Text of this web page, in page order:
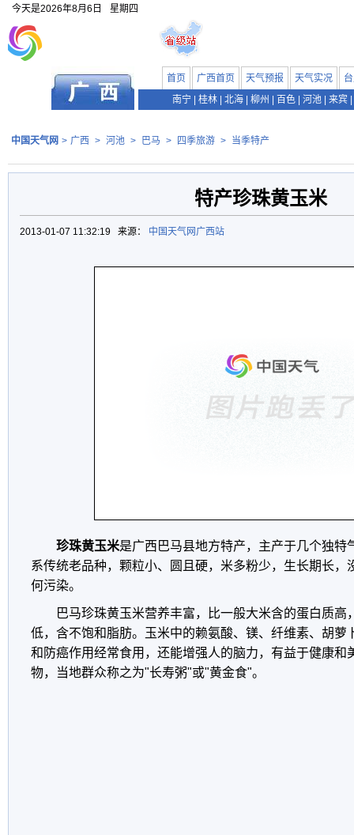
今天是2026年8月6日 星期四
首页 广西首页 天气预报 天气实况
南宁
桂林 北海 柳州 百色 河池 来宾
中国天气网 > 广西 > 河池 > 巴马 > 四季旅游 > 当季特产
特产珍珠黄玉米
2013-01-07 11:32:19 来源： 中国天气网广西站
珍珠黄玉米是广西巴马县地方特产，主产于几个独特
系传统老品种，颗粒小、圆且硬，米多粉少，生长期长，
何污染。
巴马珍珠黄玉米营养丰富，比一般大米含的蛋白质高
低，含不饱和脂肪。玉米中的赖氨酸、镁、纤维素、胡萝
和防癌作用经常食用，还能增强人的脑力，有益于健康和
物，当地群众称之为"长寿粥"或"黄金食"。